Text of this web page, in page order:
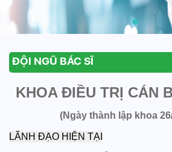
ĐỘI NGŨ BÁC SĨ
KHOA ĐIỀU TRỊ CÁN
(Ngày thành lập khoa
LÃNH ĐẠO HIỆN TẠI